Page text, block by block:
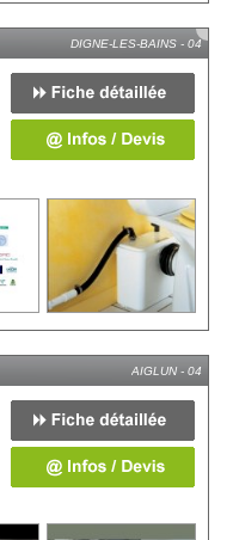
DIGNE-LES-BAINS - 04
AIGLUN - 04